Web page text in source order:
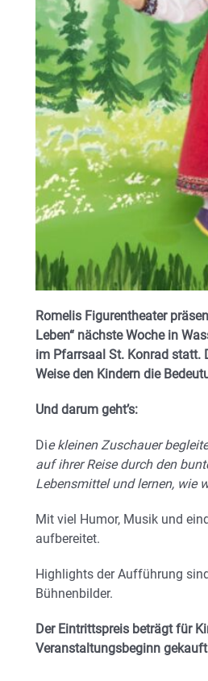
Romelis Figurentheater
Leben“ nächste Woche in
im Pfarrsaal St. Konrad statt.
Weise den Kindern die
Und darum geht’s:
Die kleinen Zuschauer
auf ihrer Reise durch den
Lebensmittel und lernen, wie
Mit viel Humor, Musik und
aufbereitet.
Highlights der Aufführung
Bühnenbilder.
Der Eintrittspreis beträgt für
Veranstaltungsbeginn